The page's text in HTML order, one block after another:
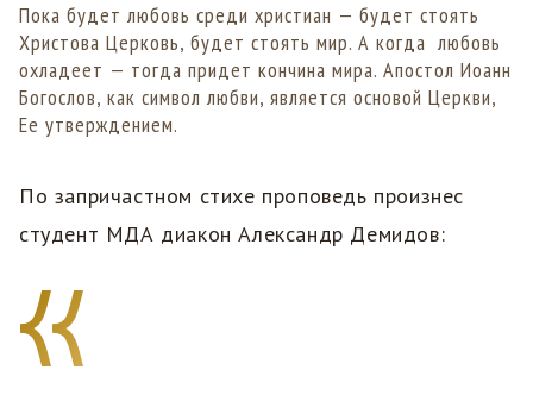
Пока будет любовь среди христиан — будет стоять
Христова Церковь, будет стоять мир. А когда любовь
охладеет — тогда придет кончина мира. Апостол Иоанн
Богослов, как символ любви, является основой Церкви,
Ее утверждением.
По запричастном стихе проповедь произнес
студент МДА диакон Александр Демидов: